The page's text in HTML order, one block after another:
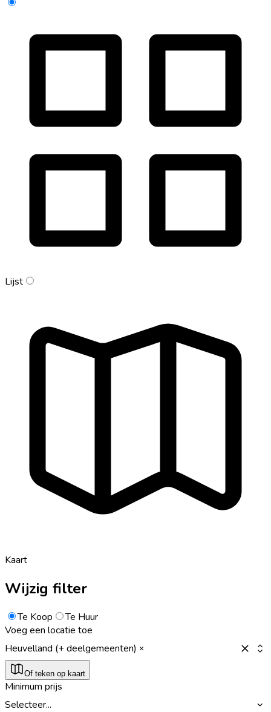
Lijst
Kaart
Wijzig filter
Te Koop
Te Huur
Voeg een locatie toe
Heuvelland (+ deelgemeenten)
Of teken op kaart
Minimum prijs
Selecteer...